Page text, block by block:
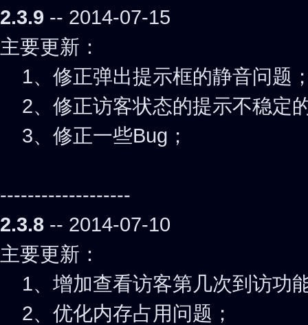
2.3.9 -- 2014-07-15
主要更新：
1、修正弹出提示框的静音问题
2、修正访客状态的提示不稳定
3、修正一些Bug；
-------------------
2.3.8 -- 2014-07-10
主要更新：
1、增加查看访客第几次到访功
2、优化内存占用问题；